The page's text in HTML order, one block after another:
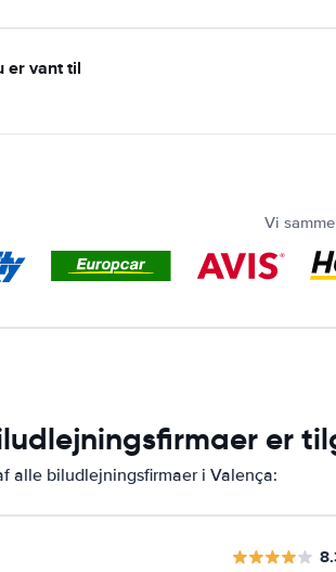
er vant til
Vi
er
alle biludlejningsfirmaer i Valença: